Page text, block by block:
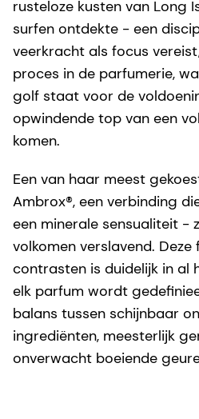
rusteloze kusten van Long
surfen ontdekte - een
veerkracht als focus
proces in de parfumerie,
golf staat voor de
opwindende top van een
komen.
Een van haar meest
Ambrox®, een verbinding
een minerale sensualiteit -
volkomen verslavend.
contrasten is duidelijk in al
elk parfum wordt
balans tussen schijnbaar
ingrediënten, meesterlijk
onverwacht boeiende